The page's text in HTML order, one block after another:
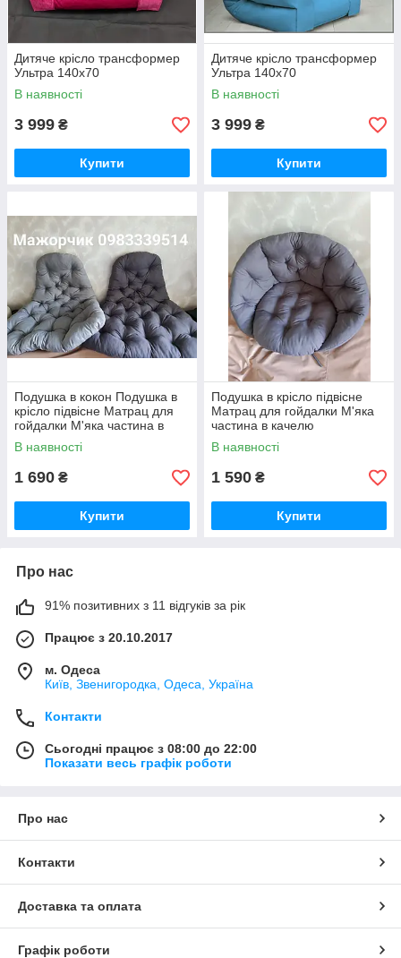
Дитяче крісло трансформер
Ультра 140х70
В наявності
3 999 ₴
Купити
Дитяче крісло трансформер
Ультра 140х70
В наявності
3 999 ₴
Купити
Подушка в кокон Подушка в
крісло підвісне Матрац для
гойдалки М'яка частина в
качелю
В наявності
1 690 ₴
Купити
Подушка в крісло підвісне
Матрац для гойдалки М'яка
частина в качелю
В наявності
1 590 ₴
Купити
Про нас
91% позитивних з 11 відгуків за рік
Працює з 20.10.2017
м. Одеса
Київ, Звенигородка, Одеса, Україна
Контакти
Сьогодні працює з 08:00 до 22:00
Показати весь графік роботи
Про нас
Контакти
Доставка та оплата
Графік роботи